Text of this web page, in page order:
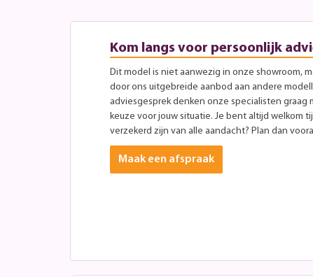
Kom langs voor persoonlijk
Dit model is niet aanwezig in onze showroom,
door ons uitgebreide aanbod aan andere
adviesgesprek denken onze specialisten graag
keuze voor jouw situatie. Je bent altijd welkom
verzekerd zijn van alle aandacht? Plan dan
Maak een afspraak